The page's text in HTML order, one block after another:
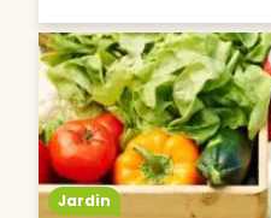
Jardin